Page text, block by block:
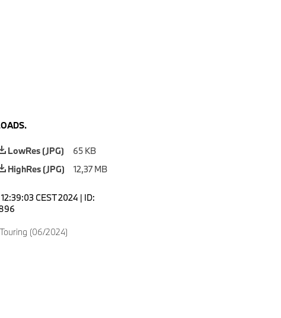
LowRes (JPG)
65 KB
HighRes (JPG)
12,37 MB
12:39:03 CEST 2024 | ID:
(06/2024)